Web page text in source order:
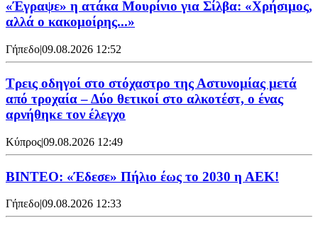
«Έγραψε» η ατάκα Μουρίνιο για Σίλβα: «Χρήσιμος,
αλλά ο κακομοίρης...»
Γήπεδο|09.08.2026 12:52
Τρεις οδηγοί στο στόχαστρο της Αστυνομίας μετά
από τροχαία – Δύο θετικοί στο αλκοτέστ, ο ένας
αρνήθηκε τον έλεγχο
Κύπρος|09.08.2026 12:49
ΒΙΝΤΕΟ: «Έδεσε» Πήλιο έως το 2030 η ΑΕΚ!
Γήπεδο|09.08.2026 12:33